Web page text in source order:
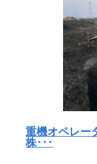
重機オペレー
株･･･